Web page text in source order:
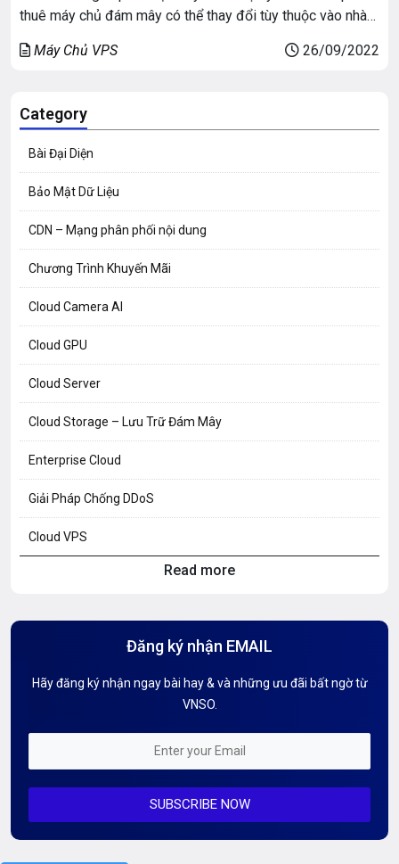
thuê máy chủ đám mây có thể thay đổi tùy thuộc vào nhà
chủ đám […]
Máy Chủ VPS 26/09/2022
Category
Bài Đại Diện
Bảo Mật Dữ Liệu
CDN – Mạng phân phối nội dung
Chương Trình Khuyến Mãi
Cloud Camera AI
Cloud GPU
Cloud Server
Cloud Storage – Lưu Trữ Đám Mây
Enterprise Cloud
Giải Pháp Chống DDoS
Cloud VPS
Hướng dẫn Tên miền
Kiến thức AI
Mỗi tuần 01 Server
Server Dedicated (Máy chủ riêng)
Read more
Đăng ký nhận EMAIL
Hãy đăng ký nhận ngay bài hay & và những ưu đãi bất ngờ từ
VNSO.
SUBSCRIBE NOW